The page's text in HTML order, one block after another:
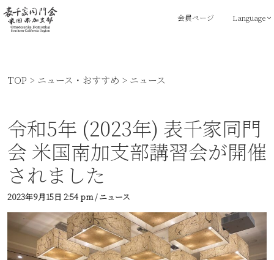
会員ページ Language
TOP > ニュース・おすすめ > ニュース
令和5年 (2023年) 表千家同門
会 米国南加支部講習会が開催
されました
2023年9月15日 2:54 pm/ニュース